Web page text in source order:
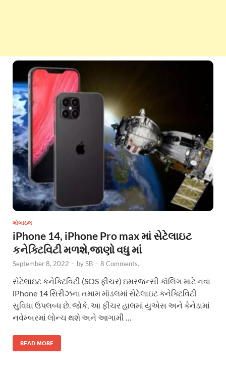
મોબાઇલ
iPhone 14, iPhone Pro max માં સેટેલાઇટ
કનેક્ટિવિટી મળશે,જાણો વધુ માં
September 8, 2022 - bySB - 8 Comments.
સેટેલાઇટ કનેક્ટિવિટી (SOS ફીચર) ઇમરજન્સી કૉલિંગ માટે નવા
iPhone 14 સિરીઝના તમામ મૉડલમાં સેટેલાઇટ કનેક્ટિવિટી
સુવિધા ઉપલબ્ધ છે. જોકે, આ ફીચર હાલમાં યુએસ અને કેનેડામાં
નવેમ્બરમાં લોન્ચ થશે અને આગામી …
READ MORE